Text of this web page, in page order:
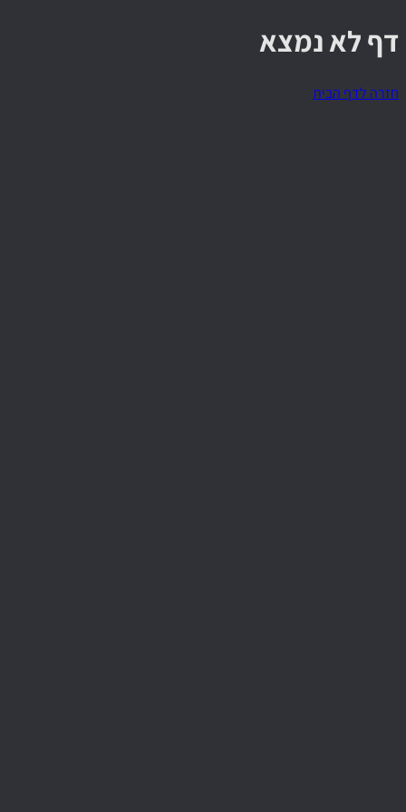
דף לא נמצא
חזרה לדף הבית